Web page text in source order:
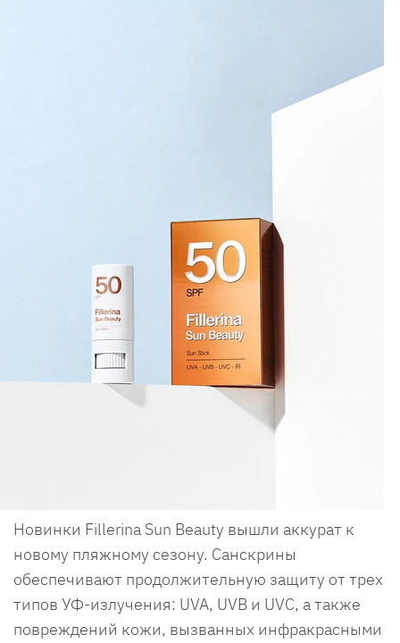
Новинки Fillerina Sun Beauty вышли аккурат к
новому пляжному сезону. Санскрины
обеспечивают продолжительную защиту от трех
типов УФ-излучения: UVA, UVB и UVC, а также
повреждений кожи, вызванных инфракрасными